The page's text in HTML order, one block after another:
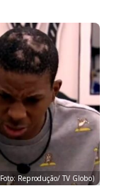
Reprodução/ TV Globo)